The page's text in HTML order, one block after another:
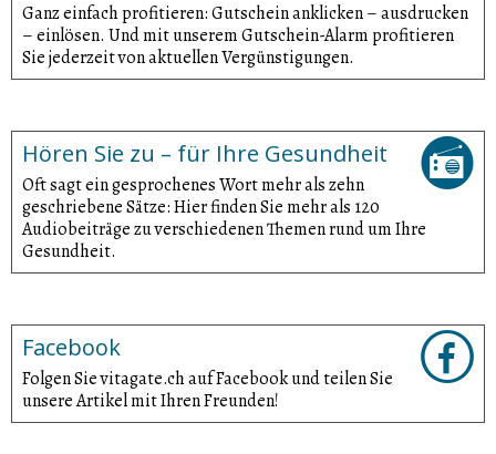
Ganz einfach profitieren: Gutschein anklicken – ausdrucken
– einlösen. Und mit unserem Gutschein-Alarm profitieren
Sie jederzeit von aktuellen Vergünsti­gungen.
Hören Sie zu – für Ihre Gesundheit
Oft sagt ein gesprochenes Wort mehr als zehn
geschriebene Sätze: Hier finden Sie mehr als 120
Audiobeiträge zu verschiedenen Themen rund um Ihre
Gesundheit.
Facebook
Folgen Sie vitagate.ch auf Facebook und teilen Sie
unsere Artikel mit Ihren Freunden!